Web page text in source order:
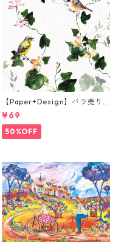
【Paper+Design】バラ売り2
枚 ランチサイズ ペーパーナプ
キン Botanical Vine ライトグ
レー
¥69
50%OFF